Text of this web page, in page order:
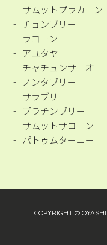
サムットプラカーン
チョンブリー
ラヨーン
アユタヤ
チャチュンサーオ
ノンタブリー
サラブリー
プラチンブリー
サムットサコーン
パトゥムターニー
COPYRIGHT ©